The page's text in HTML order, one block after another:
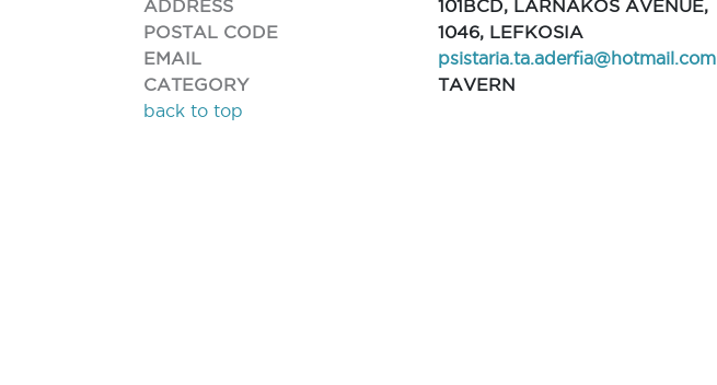
ADDRESS
101BCD, LARNAKOS AVENUE,
POSTAL CODE
1046, LEFKOSIA
EMAIL
psistaria.ta.aderfia@hotmail.com
CATEGORY
TAVERN
back to top